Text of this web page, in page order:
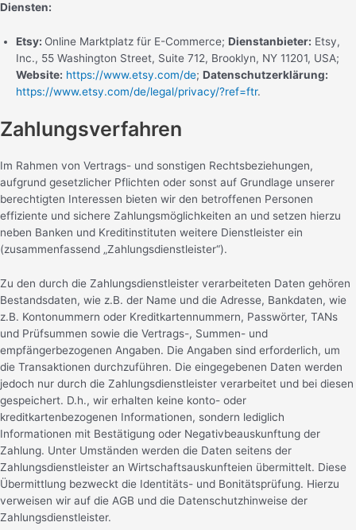
Diensten:
Etsy: Online Marktplatz für E-Commerce; Dienstanbieter: Etsy,
Inc., 55 Washington Street, Suite 712, Brooklyn, NY 11201, USA;
Website: https://www.etsy.com/de; Datenschutzerklärung:
https://www.etsy.com/de/legal/privacy/?ref=ftr.
Zahlungsverfahren
Im Rahmen von Vertrags- und sonstigen Rechtsbeziehungen,
aufgrund gesetzlicher Pflichten oder sonst auf Grundlage unserer
berechtigten Interessen bieten wir den betroffenen Personen
effiziente und sichere Zahlungsmöglichkeiten an und setzen hierzu
neben Banken und Kreditinstituten weitere Dienstleister ein
(zusammenfassend „Zahlungsdienstleister“).
Zu den durch die Zahlungsdienstleister verarbeiteten Daten gehören
Bestandsdaten, wie z.B. der Name und die Adresse, Bankdaten, wie
z.B. Kontonummern oder Kreditkartennummern, Passwörter, TANs
und Prüfsummen sowie die Vertrags-, Summen- und
empfängerbezogenen Angaben. Die Angaben sind erforderlich, um
die Transaktionen durchzuführen. Die eingegebenen Daten werden
jedoch nur durch die Zahlungsdienstleister verarbeitet und bei diesen
gespeichert. D.h., wir erhalten keine konto- oder
kreditkartenbezogenen Informationen, sondern lediglich
Informationen mit Bestätigung oder Negativbeauskunftung der
Zahlung. Unter Umständen werden die Daten seitens der
Zahlungsdienstleister an Wirtschaftsauskunfteien übermittelt. Diese
Übermittlung bezweckt die Identitäts- und Bonitätsprüfung. Hierzu
verweisen wir auf die AGB und die Datenschutzhinweise der
Zahlungsdienstleister.